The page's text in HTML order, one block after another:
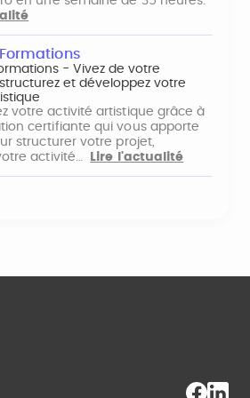
- Vivez de votre
et développez votre
votre activité artistique grâce à
certifiante qui vous apporte
structurer votre projet,
activité…
Lire l'actualité